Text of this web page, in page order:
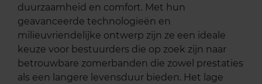
duurzaamheid en comfort. Met hun
geavanceerde technologieën en
milieuvriendelijke ontwerp zijn ze een ideale
keuze voor bestuurders die op zoek zijn naar
betrouwbare zomerbanden die zowel prestaties
als een langere levensduur bieden. Het lage